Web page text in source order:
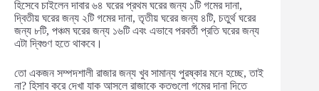
হিসেবে চাইলেন দাবার ৬৪ ঘরের প্রথম ঘরের জন্য ১টি গমের দানা,
দ্বিতীয় ঘরের জন্য ২টি গমের দানা, তৃতীয় ঘরের জন্য ৪টি, চতুর্থ ঘরের
জন্য ৮টি, পঞ্চম ঘরের জন্য ১৬টি এবং এভাবে পরবর্তী প্রতি ঘরের জন্য
এটা দ্বিগুণ হতে থাকবে।
তো একজন সম্পদশালী রাজার জন্য খুব সামান্য পুরষ্কার মনে হচ্ছে, তাই
না? হিসাব করে দেখা যাক আসলে রাজাকে কতগুলো গমের দানা দিতে